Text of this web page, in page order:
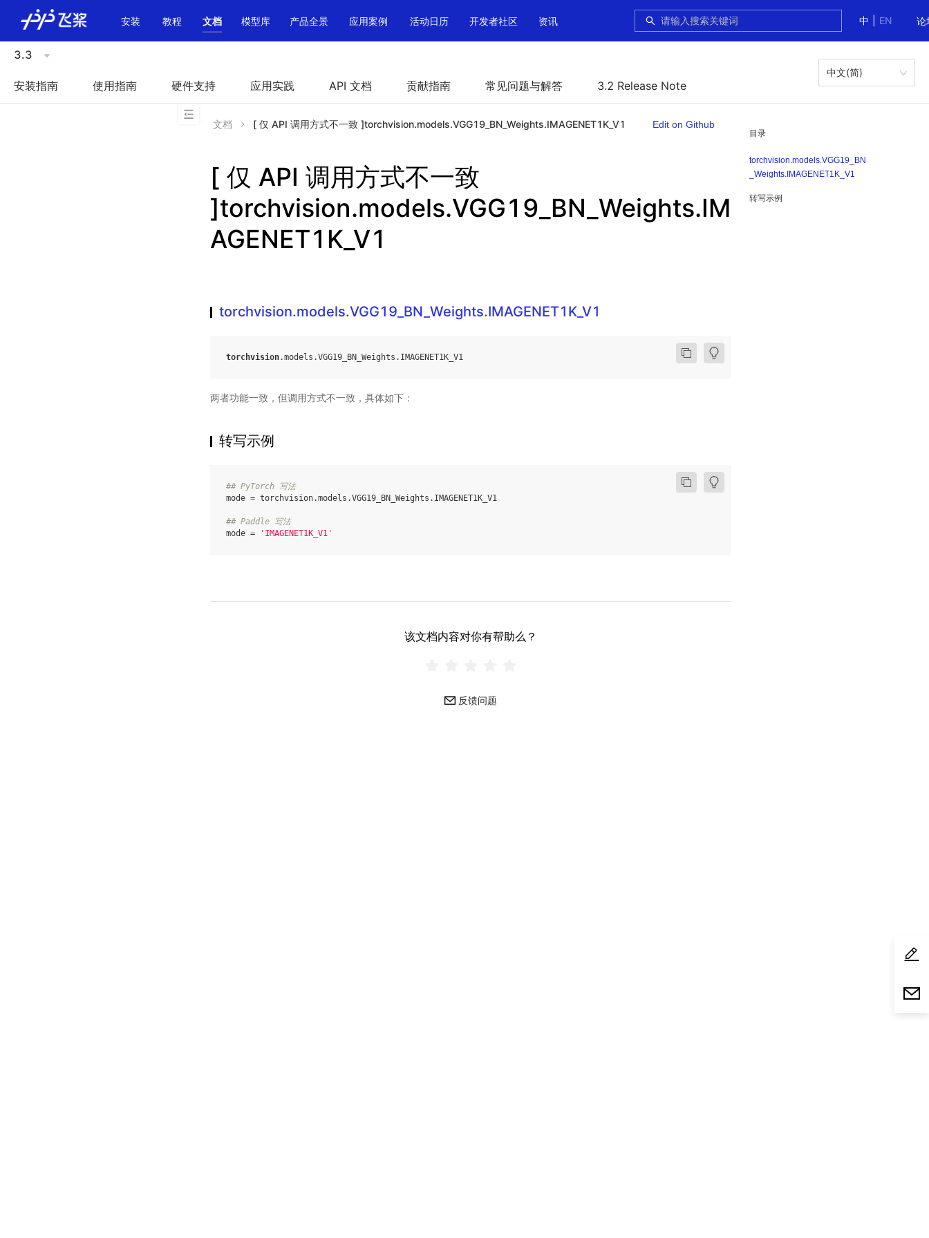
中
EN 论
安装 教程 文档 模型库 产品全景 应用案例 活动日历 开发者社区 资讯
3.3
安装指南 使用指南 硬件支持 应用实践 API 文档 贡献指南 常见问题与解答 3.2 Release Note
中文(简)
目录
torchvision.models.VGG19_BN
_Weights.IMAGENET1K_V1
转写示例
文档 [ 仅 API 调用方式不一致 ]torchvision.models.VGG19_BN_Weights.IMAGENET1K_V1 Edit on Github
[ 仅 API 调用方式不一致
]torchvision.models.VGG19_BN_Weights.IM
AGENET1K_V1
torchvision.models.VGG19_BN_Weights.IMAGENET1K_V1
torchvision.models .VGG19_BN_Weights . IMAGENET1K_V1
两者功能一致，但调用方式不一致，具体如下：
转写示例
## PyTorch 写法
mode = torchvision.models .VGG19_BN_Weights . IMAGENET1K_V1
## Paddle 写法
mode = 'IMAGENET1K_V1'
该文档内容对你有帮助么？
反馈问题